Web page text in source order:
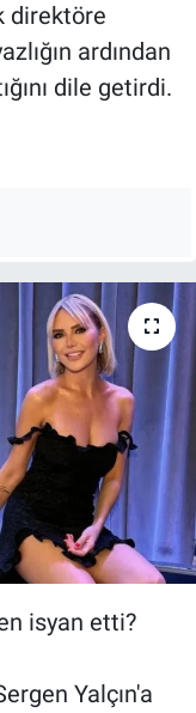
direktöre
ardından
dile getirdi.
isyan etti?
Yalçın'a